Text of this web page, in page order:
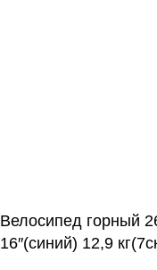
Велосипед горный
16″(синий) 12,9